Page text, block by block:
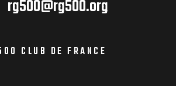
rg500@rg500.org
CLUB DE FRANCE